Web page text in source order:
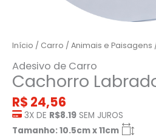
Início / Carro / Animais e Paisagens
Adesivo de Carro
Cachorro
R$ 24,56
3X DE R$8.19 SEM JUROS
Tamanho: 10.5cm x 11cm